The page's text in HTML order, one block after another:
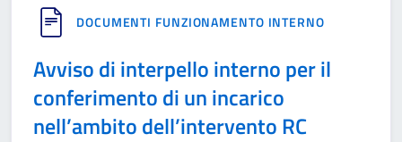
DOCUMENTI FUNZIONAMENTO INTERNO
Avviso di interpello interno per il
conferimento di un incarico
nell’ambito dell’intervento RC